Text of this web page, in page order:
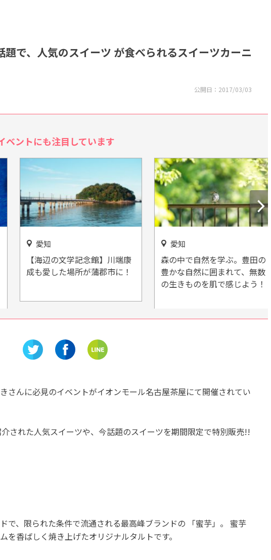
題で、人気のスイーツ が食べられるスイーツカーニ
公開日： 2017/03/03
ントにも注目しています
愛知
【海辺の文学記念館】川端康
成も愛した場所が蒲郡市に！
愛知
森の中で自然を学ぶ。豊田の
豊かな自然に囲まれて、無数
の生きものを肌で感じよう！
さんに必見のイベントがイオンモール名古屋茶屋にて開催されてい
された人気スイーツや、今話題のスイーツを期間限定で特別販売!!
で、限られた条件で流通される最高峰ブランドの 「蜜芋」。 蜜芋
を香ばしく焼き上げたオリジナルタルトです。
三重
亀山の地ビール「乾杯のう
『あんぜん文化村』に行こう
♪
スーパー健康食品「ちこり」